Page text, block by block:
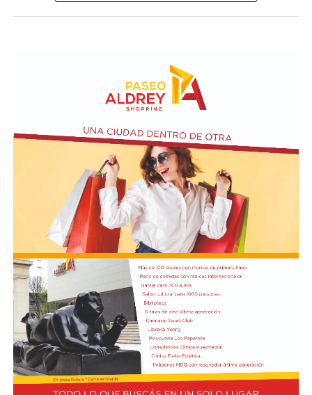
10 a 12 en la Biblioteca de Autores Marplatenses,
ubicada en el primer piso del edificio.
En relación al Ciclo Mes de la Niñez, este viernes 7 de
agosto a las 17:30 se presentarán “Los cuentos de
Charo” y la narración de poesías populares infantiles a
cargo de María del Rosario Gerez Martínez.
En tanto, el viernes 21 a las 17:30 se desarrollará “El
Cerebro Mágico: construyendo preguntas, respuestas y
circuitos”, a cargo de María Paula Algote. Se trata de un
taller práctico de arte, ciencia y tecnología en el que al
finalizar cada participante se lleva su propia creación
terminada. Es una actividad arancelada (incluye
materiales) destinada a niños a partir de los 6 años.
Los participantes menores de 8 años deberán asistir
acompañados por una persona adulta (menores